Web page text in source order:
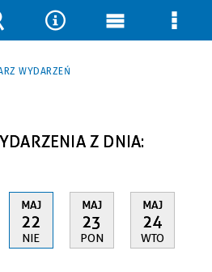
WYDARZEŃ
Z DNIA:
MAJ
22
NIE
MAJ
23
PON
MAJ
24
WTO
Narzędzia
Menu Menu